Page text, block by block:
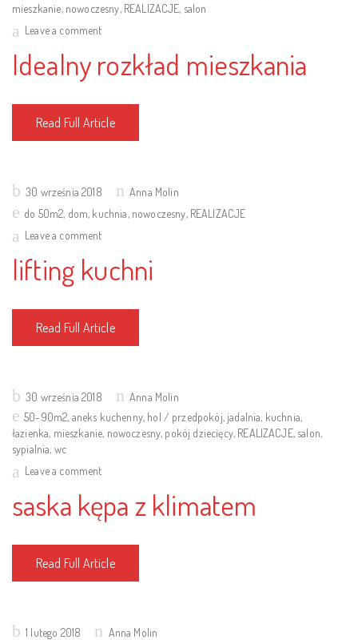
mieszkanie, nowoczesny, REALIZACJE, salon
Leave a comment
Idealny rozkład mieszkania
Read Full Article
Posted30 września 2018
Anna Molin
do 50m2, dom, kuchnia, nowoczesny, REALIZACJE
Leave a comment
lifting kuchni
Read Full Article
Posted
on
30 września 2018
Anna Molin
50-90m2, aneks kuchenny, hol / przedpokój, jadalnia, kuchnia,
łazienka, mieszkanie, nowoczesny, pokój dziecięcy, REALIZACJE, salon,
sypialnia, wc
Leave a comment
saska kępa z klimatem
Read Full Article
Posted1 lutego 2018
Anna Molin